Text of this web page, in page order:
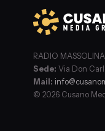
RADIO
Sede: Via Don
Mail:
© 2026 Cusano